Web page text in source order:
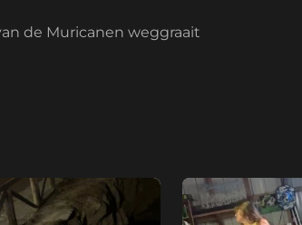
de Muricanen weggraait